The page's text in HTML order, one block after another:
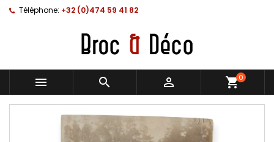
Téléphone: +32 (0)474 59 41 82
   shopping_cart0